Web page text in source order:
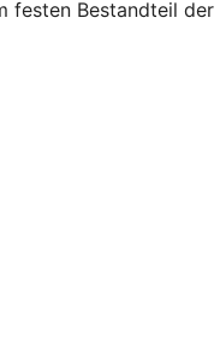
festen Bestandteil